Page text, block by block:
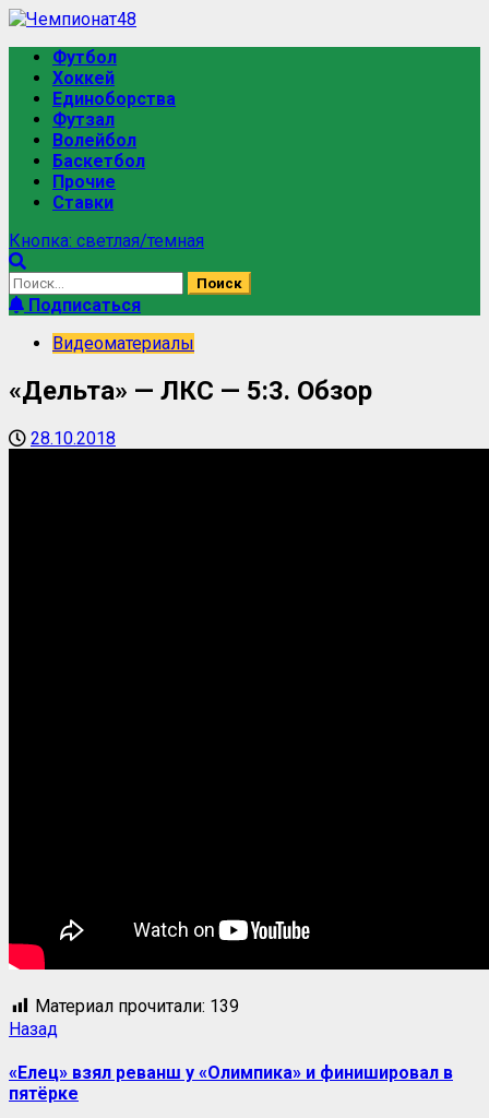
Футбол
Хоккей
Единоборства
Футзал
Волейбол
Баскетбол
Прочие
Ставки
Кнопка: светлая/темная
Подписаться
Видеоматериалы
«Дельта» — ЛКС — 5:3. Обзор
28.10.2018
Материал прочитали: 139
Назад
«Елец» взял реванш у «Олимпика» и финишировал в
пятёрке